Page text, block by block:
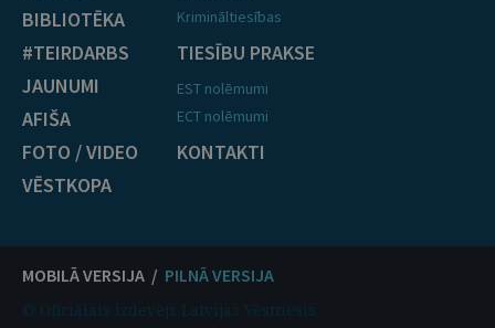
BIBLIOTĒKA
#TEIRDARBS
JAUNUMI
AFIŠA
FOTO / VIDEO
VĒSTKOPA
Krimināltiesības
TIESĪBU PRAKSE
EST nolēmumi
ECT nolēmumi
KONTAKTI
MOBILĀ VERSIJA / PILNĀ VERSIJA
© Oficiālais izdevējs Latvijas Vēstnesis